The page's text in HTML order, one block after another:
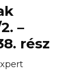
–
rész